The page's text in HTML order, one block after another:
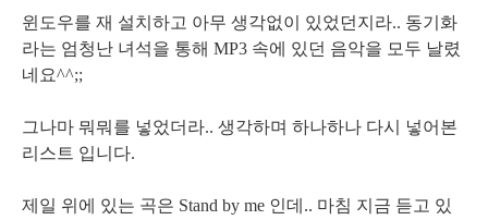
윈도우를 재 설치하고 아무 생각없이 있었던지라.. 동기화
라는 엄청난 녀석을 통해 MP3 속에 있던 음악을 모두 날렸
네요^^;;
그나마 뭐뭐를 넣었더라.. 생각하며 하나하나 다시 넣어본
리스트 입니다.
제일 위에 있는 곡은 Stand by me 인데.. 마침 지금 듣고 있